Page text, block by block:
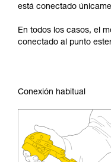
está conectado
En todos los casos, el
conectado al punto
Conexión habitual